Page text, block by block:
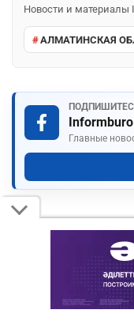
Новости и материалы
АЛМАТИНСКАЯ
Главные
Необходимо